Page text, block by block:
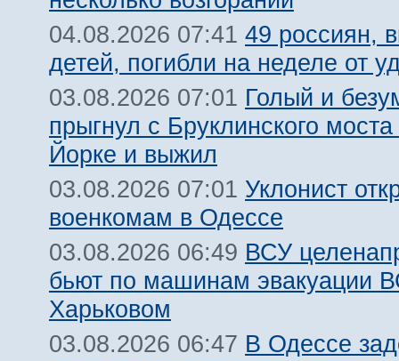
04.08.2026 07:41 49 россиян,
детей, погибли на неделе от
03.08.2026 07:01 Голый и
прыгнул с Бруклинского
Йорке и выжил
03.08.2026 07:01 Уклонист
военкомам в Одессе
03.08.2026 06:49 ВСУ
бьют по машинам эвакуации
Харьковом
03.08.2026 06:47 В Одессе